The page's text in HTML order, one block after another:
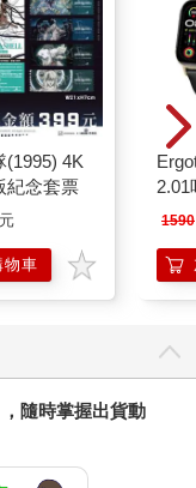
(1995) 4K
紀念套票
元
物車
2.01
1590
隨時掌握出貨動